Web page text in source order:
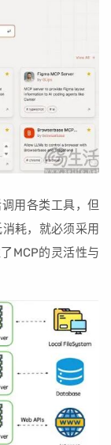
用各类工具，但
耗，就必须采用
MCP的灵活性与